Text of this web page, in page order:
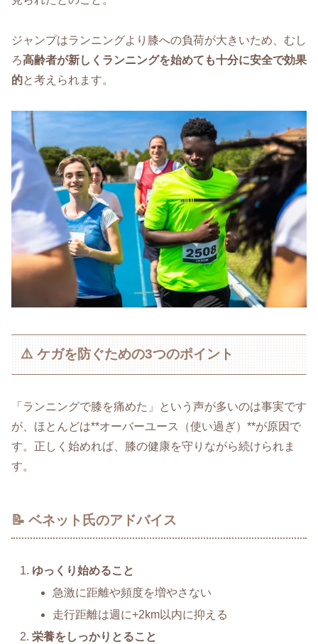
ジャンプはランニングより膝への負荷が大きいため、むし
ろ高齢者が新しくランニングを始めても十分に安全で効果
的と考えられます。
⚠️ ケガを防ぐための3つのポイント
「ランニングで膝を痛めた」という声が多いのは事実です
が、ほとんどは**オーバーユース（使い過ぎ）**が原因で
す。正しく始めれば、膝の健康を守りながら続けられま
す。
📝 ベネット氏のアドバイス
ゆっくり始めること
急激に距離や頻度を増やさない
走行距離は週に+2km以内に抑える
栄養をしっかりとること